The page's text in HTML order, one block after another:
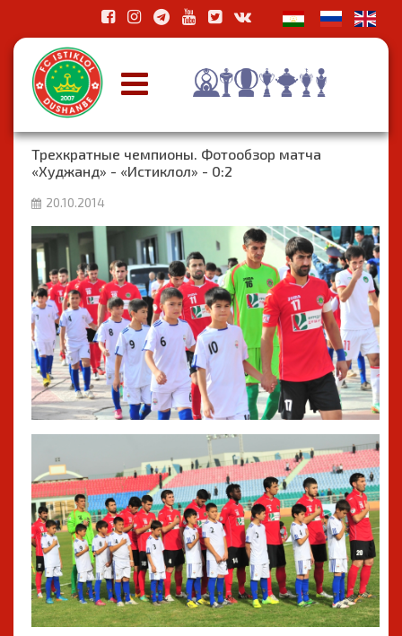
Трехкратные чемпионы. Фотообзор матча
«Худжанд» - «Истиклол» - 0:2
20.10.2014